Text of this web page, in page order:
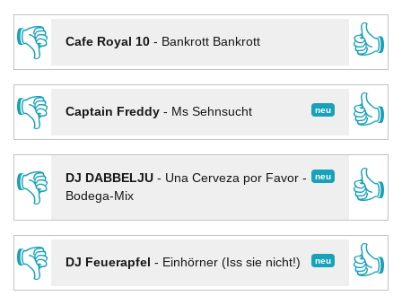
👎
Cafe Royal 10- Bankrott Bankrott
👍
👎
neu
Captain Freddy- Ms Sehnsucht
👍
👎
neu
DJ DABBELJU- Una Cerveza por Favor -
Bodega-Mix
👍
👎
neu
DJ Feuerapfel - Einhörner (Iss sie nicht!)
👍